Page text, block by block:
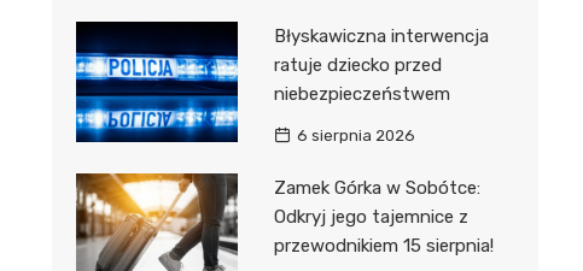
Błyskawiczna interwencja
ratuje dziecko przed
niebezpieczeństwem
6 sierpnia 2026
Zamek Górka w Sobótce:
Odkryj jego tajemnice z
przewodnikiem 15 sierpnia!